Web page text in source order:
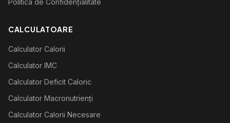
Politica de Confidențialitate
CALCULATOARE
Calculator Calorii
Calculator IMC
Calculator Deficit Caloric
Calculator Macronutrienți
Calculator Calorii Necesare